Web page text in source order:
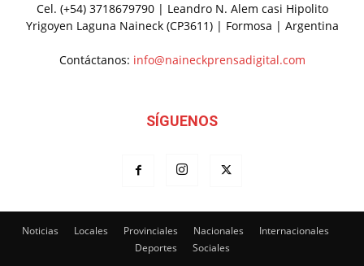
Cel. (+54) 3718679790 | Leandro N. Alem casi Hipolito
Yrigoyen Laguna Naineck (CP3611) | Formosa | Argentina
Contáctanos: info@naineckprensadigital.com
SÍGUENOS
Noticias Locales Provinciales Nacionales
Internacionales
Deportes
Sociales